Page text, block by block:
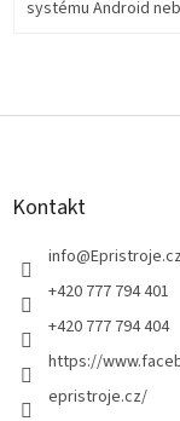
systému Android
Z
Kontakt
info@Epristroje.cz
+420 777 794 401
+420 777 794 404
https://
epristroje.cz/